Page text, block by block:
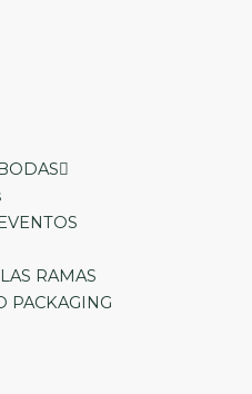
RAMAS
PACKAGING